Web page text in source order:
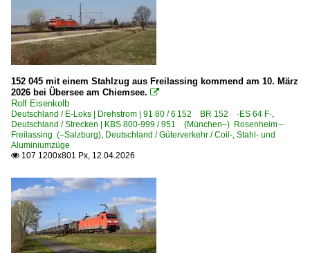
152 045 mit einem Stahlzug aus Freilassing kommend am 10. März
2026 bei Übersee am Chiemsee. 
Rolf Eisenkolb
Deutschland / E-Loks | Drehstrom | 91 80 / 6 152 BR 152 ·ES 64 F·,
Deutschland / Strecken | KBS 800-999 / 951 (München–) Rosenheim –
Freilassing (–Salzburg), Deutschland / Güterverkehr / Coil-, Stahl- und
Aluminiumzüge
 107 1200x801 Px, 12.04.2026